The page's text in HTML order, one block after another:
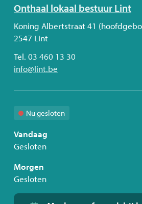
Volg
ons
Onthaal lokaal bestuur Lint
Adres
Koning Albertstraat 41
2547 Lint
Tel. 03 460 13 30
E-
info@lint.be
Nu gesloten
Vandaag
Gesloten
Morgen
Gesloten